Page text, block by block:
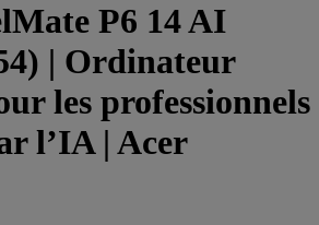
P6 14 AI
| Ordinateur
les professionnels
l’IA | Acer